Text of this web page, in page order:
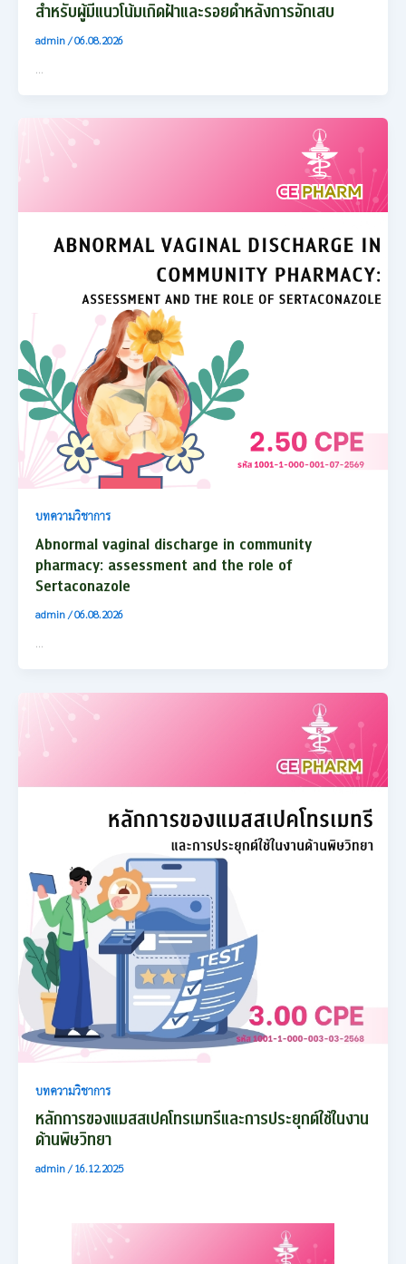
สำหรับผู้มีแนวโน้มเกิดฝ้าและรอยดำหลังการอักเสบ
admin/06.08.2026
บทความวิชาการ
Abnormal vaginal discharge in community
pharmacy: assessment and the role of
Sertaconazole
admin/06.08.2026
บทความวิชาการ
หลักการของแมสสเปคโทรเมทรีและการประยุกต์ใช้ในงาน
ด้านพิษวิทยา
admin/16.12.2025